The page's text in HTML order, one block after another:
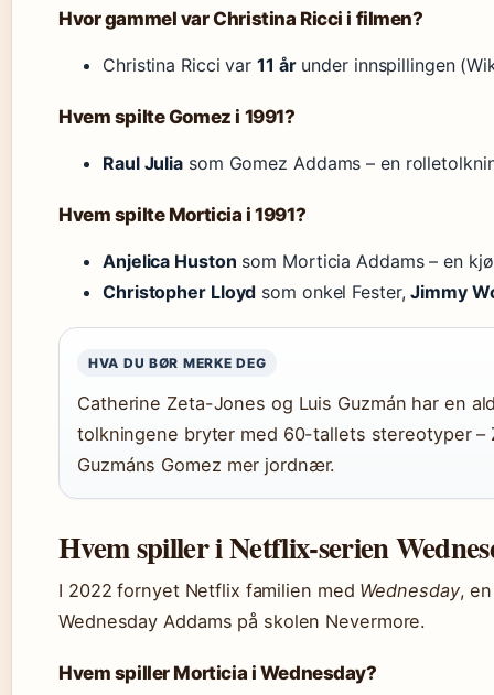
Hvor gammel var Christina Ricci i filmen?
Christina Ricci var 11 årunder innspillingen
Hvem spilte Gomez i 1991?
Raul Julia som Gomez Addams – en
Hvem spilte Morticia i 1991?
Anjelica Huston som Morticia Addams – en
Christopher Lloyd som onkel Fester,Jimmy
HVA DU BØR MERKE DEG
Catherine Zeta-Jones og Luis Guzmán har en
tolkningene bryter med 60-tallets stereotyper –
Guzmáns Gomez mer jordnær.
Hvem spiller i Netflix-serien
I 2022 fornyet Netflix familien med Wednesday,
Wednesday Addams på skolen Nevermore.
Hvem spiller Morticia i Wednesday?